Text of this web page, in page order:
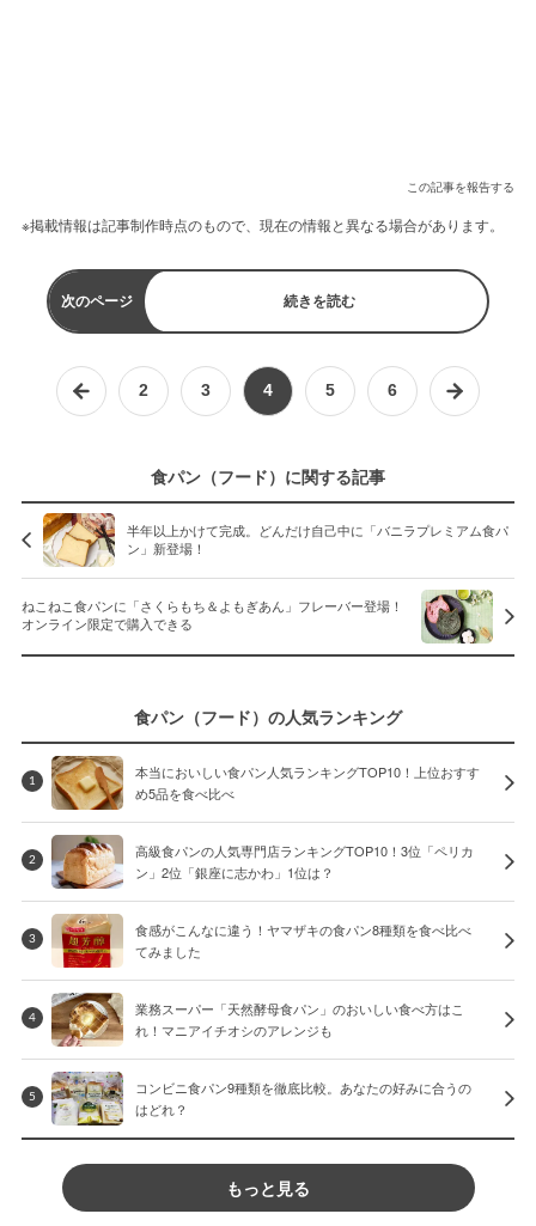
この記事を報告する
※掲載情報は記事制作時点のもので、現在の情報と異なる場合があります。
次のページ 続きを読む
2 3 4 5 6
食パン（フード）に関する記事
半年以上かけて完成。どんだけ自己中に「バニラプレミアム食パ
ン」新登場！
ねこねこ食パンに「さくらもち＆よもぎあん」フレーバー登場！
オンライン限定で購入できる
食パン（フード）の人気ランキング
1
本当においしい食パン人気ランキングTOP10！上位おすす
め5品を食べ比べ
2
高級食パンの人気専門店ランキングTOP10！3位「ペリカ
ン」2位「銀座に志かわ」1位は？
3
食感がこんなに違う！ヤマザキの食パン8種類を食べ比べ
てみました
4
業務スーパー「天然酵母食パン」のおいしい食べ方はこ
れ！マニアイチオシのアレンジも
5
コンビニ食パン9種類を徹底比較。あなたの好みに合うの
はどれ？
もっと見る